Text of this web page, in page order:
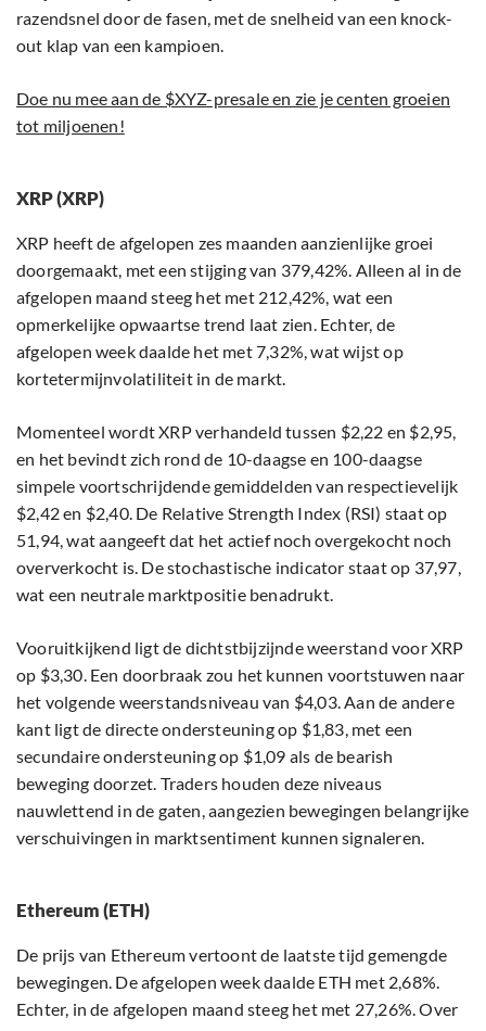
razendsnel door de fasen, met de snelheid van een knock-
out klap van een kampioen.
Doe nu mee aan de $XYZ-presale en zie je centen groeien
tot miljoenen!
XRP (XRP)
XRP heeft de afgelopen zes maanden aanzienlijke groei
doorgemaakt, met een stijging van 379,42%. Alleen al in de
afgelopen maand steeg het met 212,42%, wat een
opmerkelijke opwaartse trend laat zien. Echter, de
afgelopen week daalde het met 7,32%, wat wijst op
kortetermijnvolatiliteit in de markt.
Momenteel wordt XRP verhandeld tussen $2,22 en $2,95,
en het bevindt zich rond de 10-daagse en 100-daagse
simpele voortschrijdende gemiddelden van respectievelijk
$2,42 en $2,40. De Relative Strength Index (RSI) staat op
51,94, wat aangeeft dat het actief noch overgekocht noch
oververkocht is. De stochastische indicator staat op 37,97,
wat een neutrale marktpositie benadrukt.
Vooruitkijkend ligt de dichtstbijzijnde weerstand voor XRP
op $3,30. Een doorbraak zou het kunnen voortstuwen naar
het volgende weerstandsniveau van $4,03. Aan de andere
kant ligt de directe ondersteuning op $1,83, met een
secundaire ondersteuning op $1,09 als de bearish
beweging doorzet. Traders houden deze niveaus
nauwlettend in de gaten, aangezien bewegingen belangrijke
verschuivingen in marktsentiment kunnen signaleren.
Ethereum (ETH)
De prijs van Ethereum vertoont de laatste tijd gemengde
bewegingen. De afgelopen week daalde ETH met 2,68%.
Echter, in de afgelopen maand steeg het met 27,26%. Over